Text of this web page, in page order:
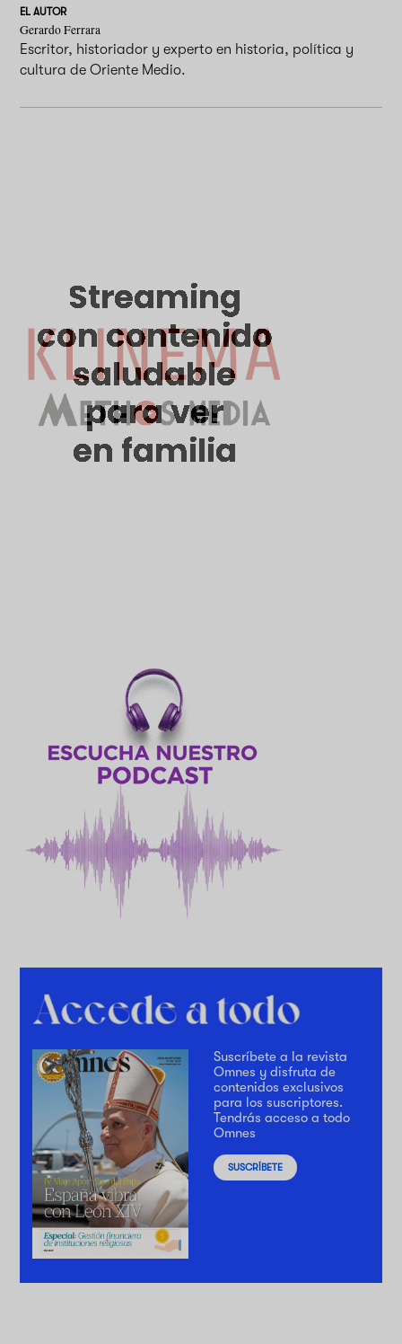
EL AUTOR
Gerardo Ferrara
Escritor, historiador y experto en historia, política y
cultura de Oriente Medio.
Suscríbete a la revista
Omnes y disfruta de
contenidos exclusivos
para los suscriptores.
Tendrás acceso a todo
Omnes
SUSCRÍBETE